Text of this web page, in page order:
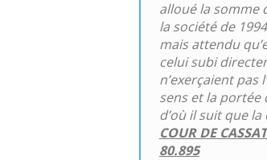
alloué la somme
la société de
mais attendu
celui subi
n’exerçaient pas
sens et la portée
d’où il suit que
COUR DE
80.895